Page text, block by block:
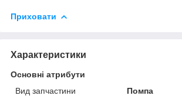
Приховати
Характеристики
Основні атрибути
Вид запчастини
Помпа